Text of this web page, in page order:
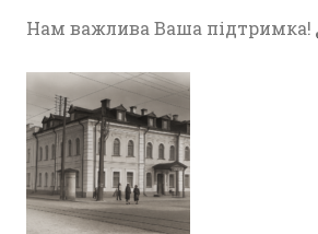
Нам важлива Ваша підтримка!